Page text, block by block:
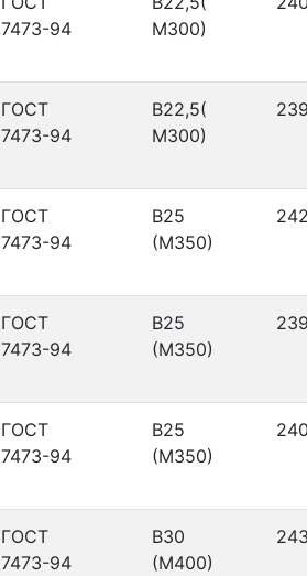
7473-94
М300)
ГОСТ
7473-94
В22,5(
М300)
ГОСТ
7473-94
В25
(М350)
ГОСТ
7473-94
В25
(М350)
ГОСТ
7473-94
В25
(М350)
ГОСТ
7473-94
В30
(М400)